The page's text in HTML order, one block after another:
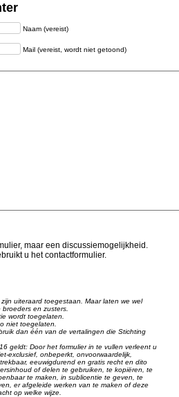
Naam (vereist)
Mail (vereist, wordt niet getoond)
maar een discussiemogelijkheid.
u het contactformulier.
uiteraard toegestaan. Maar laten we wel
en zusters.
wordt toegelaten.
niet toegelaten.
dan één van de vertalingen die Stichting
geldt: Door het formulier in te vullen verleent u
exclusief, onbeperkt, onvoorwaardelijk,
eeuwigdurend en gratis recht en dito
of delen te gebruiken, te kopiëren, te
te maken, in sublicentie te geven, te
er afgeleide werken van te maken of deze
op welke wijze.